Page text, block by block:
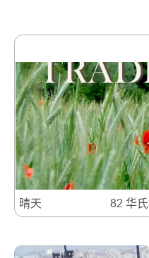
晴天 82 华氏